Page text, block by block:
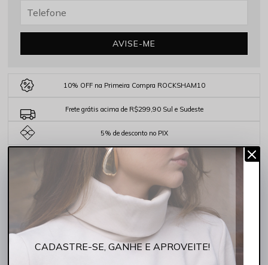
AVISE-ME
10% OFF na Primeira Compra ROCKSHAM10
Frete grátis acima de R$299,90 Sul e Sudeste
5% de desconto no PIX
COMPARTILHE:
DESCRIÇÃO COMPLETA
Código identificador (SKU):
FC254001-070007
A Regata Canelada Barra em Frufru Cereja Rocksham é perfeita
para quem procura estilo sem abrir mão do conforto. Produzida em
CADASTRE-SE, GANHE E APROVEITE!